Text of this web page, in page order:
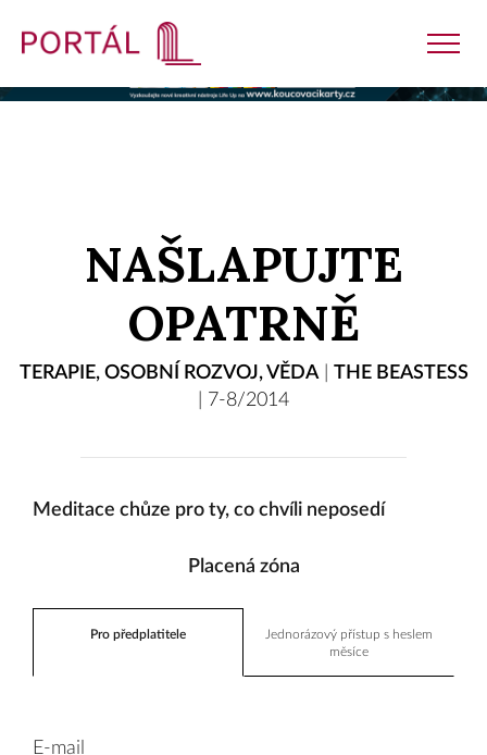
ČasopisyNAŠLAPUJTE
OPATRNĚ
TERAPIE, OSOBNÍ ROZVOJ,VĚDA| THE BEASTESS
7-8/2014
Meditace chůze pro ty, co chvíli neposedí
Placená zóna
Pro předplatitele
Jednorázový přístup s heslem
měsíce
E-mail